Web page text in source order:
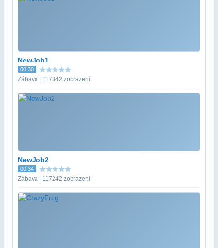
NewJob1
00:30
Zábava | 117842 zobrazení
NewJob2
00:34
Zábava | 117242 zobrazení